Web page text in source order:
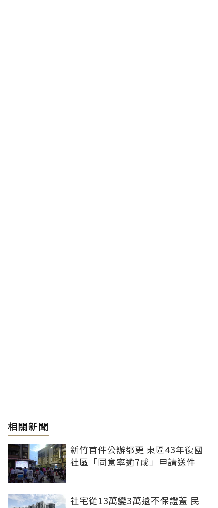
相關新聞
新竹首件公辦都更 東區43年復國
社區「同意率逾7成」申請送件
社宅從13萬變3萬還不保證蓋 民